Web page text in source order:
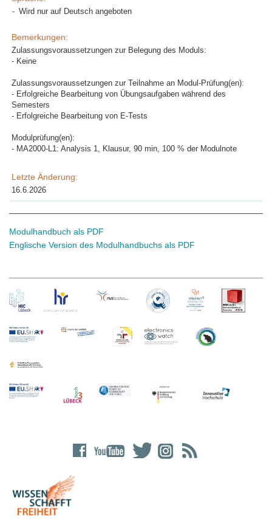
Wird nur auf Deutsch angeboten
Bemerkungen:
Zulassungsvoraussetzungen zur Belegung des Moduls:
- Keine
Zulassungsvoraussetzungen zur Teilnahme an Modul-Prüfung(en):
- Erfolgreiche Bearbeitung von Übungsaufgaben während des
Semesters
- Erfolgreiche Bearbeitung von E-Tests
Modulprüfung(en):
- MA2000-L1: Analysis 1, Klausur, 90 min, 100 % der Modulnote
Letzte Änderung:
16.6.2026
Modulhandbuch als PDF
Englische Version des Modulhandbuchs als PDF